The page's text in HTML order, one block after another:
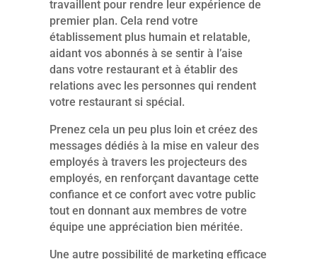
travaillent pour rendre leur expérience de
premier plan. Cela rend votre
établissement plus humain et relatable,
aidant vos abonnés à se sentir à l’aise
dans votre restaurant et à établir des
relations avec les personnes qui rendent
votre restaurant si spécial.
Prenez cela un peu plus loin et créez des
messages dédiés à la mise en valeur des
employés à travers les projecteurs des
employés, en renforçant davantage cette
confiance et ce confort avec votre public
tout en donnant aux membres de votre
équipe une appréciation bien méritée.
Une autre possibilité de marketing efficace